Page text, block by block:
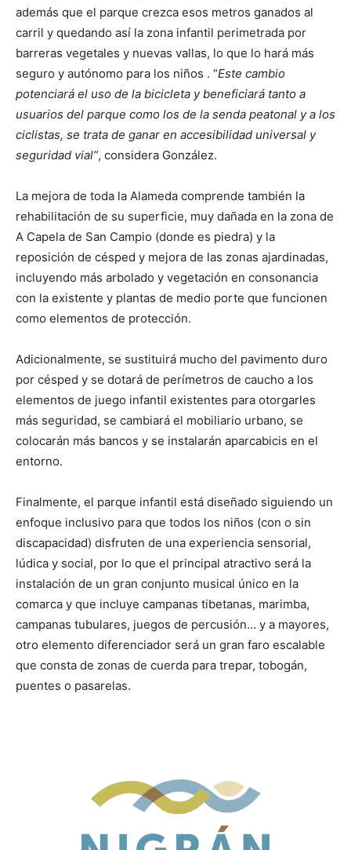
además que el parque crezca esos metros ganados al
carril y quedando así la zona infantil perimetrada por
barreras vegetales y nuevas vallas, lo que lo hará más
seguro y autónomo para los niños . “Este cambio
potenciará el uso de la bicicleta y beneficiará tanto a
usuarios del parque como los de la senda peatonal y a los
ciclistas, se trata de ganar en accesibilidad universal y
seguridad vial”, considera González.
La mejora de toda la Alameda comprende también la
rehabilitación de su superficie, muy dañada en la zona de
A Capela de San Campio (donde es piedra) y la
reposición de césped y mejora de las zonas ajardinadas,
incluyendo más arbolado y vegetación en consonancia
con la existente y plantas de medio porte que funcionen
como elementos de protección.
Adicionalmente, se sustituirá mucho del pavimento duro
por césped y se dotará de perímetros de caucho a los
elementos de juego infantil existentes para otorgarles
más seguridad, se cambiará el mobiliario urbano, se
colocarán más bancos y se instalarán aparcabicis en el
entorno.
Finalmente, el parque infantil está diseñado siguiendo un
enfoque inclusivo para que todos los niños (con o sin
discapacidad) disfruten de una experiencia sensorial,
lúdica y social, por lo que el principal atractivo será la
instalación de un gran conjunto musical único en la
comarca y que incluye campanas tibetanas, marimba,
campanas tubulares, juegos de percusión… y a mayores,
otro elemento diferenciador será un gran faro escalable
que consta de zonas de cuerda para trepar, tobogán,
puentes o pasarelas.